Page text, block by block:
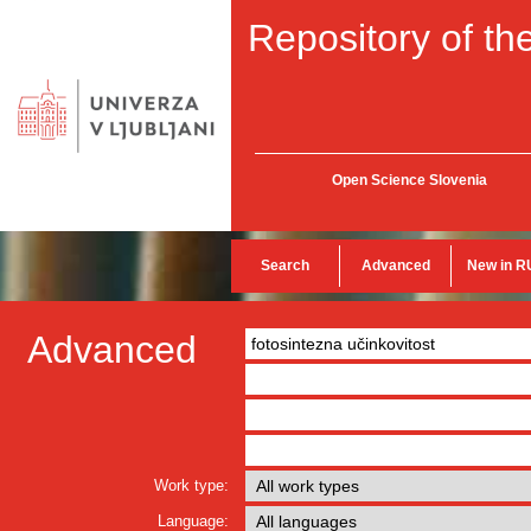
Repository of
Open Science Slovenia
Search Advanced New in
Advanced
Work type:
Language: